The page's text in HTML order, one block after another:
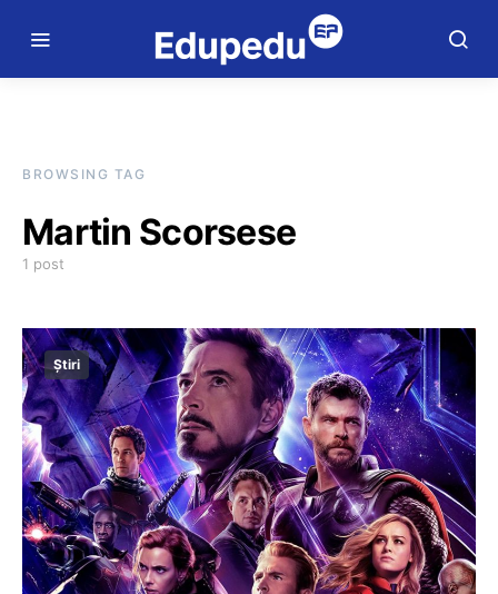
BROWSING TAG
Martin Scorsese
1 post
Știri